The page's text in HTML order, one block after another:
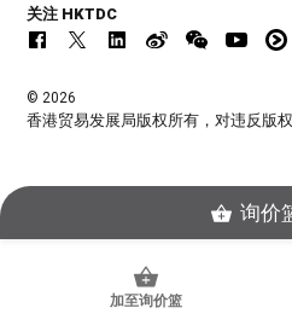
加至询价篮
关注 HKTDC
© 2026
香港贸易发展局版权所有，对违反版
询价